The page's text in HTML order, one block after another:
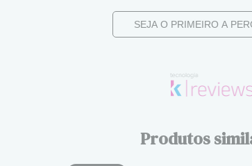
SEJA O PRIMEIRO A
Produtos